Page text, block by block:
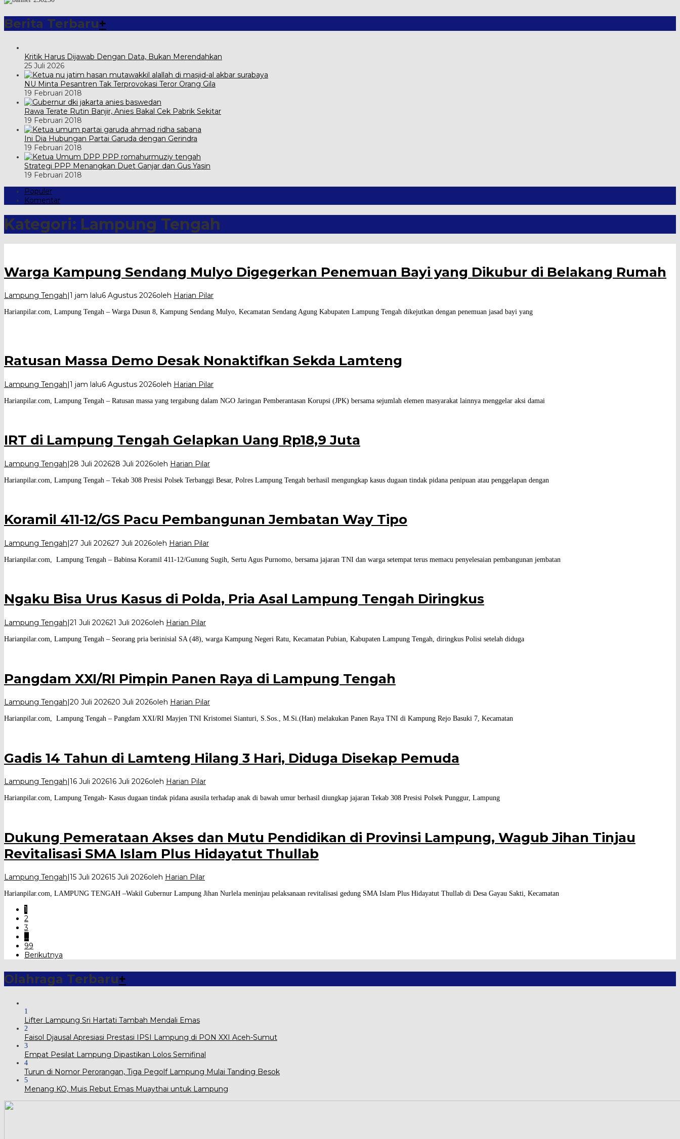
Berita Terbaru+
Kritik Harus Dijawab Dengan Data, Bukan Merendahkan
25 Juli 2026
NU Minta Pesantren Tak Terprovokasi Teror Orang Gila
19 Februari 2018
Rawa Terate Rutin Banjir, Anies Bakal Cek Pabrik Sekitar
19 Februari 2018
Ini Dia Hubungan Partai Garuda dengan Gerindra
19 Februari 2018
Strategi PPP Menangkan Duet Ganjar dan Gus Yasin
19 Februari 2018
Populer
Komentar
Kategori: Lampung Tengah
Warga Kampung Sendang Mulyo Digegerkan Penemuan Bayi yang Dikubur di Belakang Rumah
Lampung Tengah 1 jam lalu6 Agustus 2026oleh Harian Pilar
Harianpilar.com, Lampung Tengah – Warga Dusun 8, Kampung Sendang Mulyo, Kecamatan Sendang Agung Kabupaten Lampung Tengah dikejutkan dengan penemuan jasad bayi yang
Ratusan Massa Demo Desak Nonaktifkan Sekda Lamteng
Lampung Tengah|1 jam lalu6 Agustus 2026oleh Harian Pilar
Harianpilar.com, Lampung Tengah – Ratusan massa yang tergabung dalam NGO Jaringan Pemberantasan Korupsi (JPK) bersama sejumlah elemen masyarakat lainnya menggelar aksi damai
IRT di Lampung Tengah Gelapkan Uang Rp18,9 Juta
Lampung Tengah|28 Juli 202628 Juli 2026oleh Harian Pilar
Harianpilar.com, Lampung Tengah – Tekab 308 Presisi Polsek Terbanggi Besar, Polres Lampung Tengah berhasil mengungkap kasus dugaan tindak pidana penipuan atau penggelapan dengan
Koramil 411-12/GS Pacu Pembangunan Jembatan Way Tipo
Lampung Tengah|27 Juli 202627 Juli 2026oleh Harian Pilar
Harianpilar.com, Lampung Tengah – Babinsa Koramil 411-12/Gunung Sugih, Sertu Agus Purnomo, bersama jajaran TNI dan warga setempat terus memacu penyelesaian pembangunan jembatan
Ngaku Bisa Urus Kasus di Polda, Pria Asal Lampung Tengah Diringkus
Lampung Tengah|21 Juli 202621 Juli 2026oleh Harian Pilar
Harianpilar.com, Lampung Tengah – Seorang pria berinisial SA (48), warga Kampung Negeri Ratu, Kecamatan Pubian, Kabupaten Lampung Tengah, diringkus Polisi setelah diduga
Pangdam XXI/RI Pimpin Panen Raya di Lampung Tengah
Lampung Tengah|20 Juli 202620 Juli 2026oleh Harian Pilar
Harianpilar.com, Lampung Tengah – Pangdam XXI/RI Mayjen TNI Kristomei Sianturi, S.Sos., M.Si.(Han) melakukan Panen Raya TNI di Kampung Rejo Basuki 7, Kecamatan
Gadis 14 Tahun di Lamteng Hilang 3 Hari, Diduga Disekap Pemuda
Lampung Tengah|16 Juli 202616 Juli 2026oleh Harian Pilar
Harianpilar.com, Lampung Tengah- Kasus dugaan tindak pidana asusila terhadap anak di bawah umur berhasil diungkap jajaran Tekab 308 Presisi Polsek Punggur, Lampung
Dukung Pemerataan Akses dan Mutu Pendidikan di Provinsi Lampung, Wagub Jihan Tinjau
Revitalisasi SMA Islam Plus Hidayatut Thullab
Lampung Tengah 15 Juli 202615 Juli 2026oleh Harian Pilar
Harianpilar.com, LAMPUNG TENGAH –Wakil Gubernur Lampung Jihan Nurlela meninjau pelaksanaan revitalisasi gedung SMA Islam Plus Hidayatut Thullab di Desa Gayau Sakti, Kecamatan
1
2
3
…
99
Berikutnya
Olahraga Terbaru+
1
Lifter Lampung Sri Hartati Tambah Mendali Emas
2
Faisol Djausal Apresiasi Prestasi IPSI Lampung di PON XXI Aceh-Sumut
3
Empat Pesilat Lampung Dipastikan Lolos Semifinal
4
Turun di Nomor Perorangan, Tiga Pegolf Lampung Mulai Tanding Besok
5
Menang KO, Muis Rebut Emas Muaythai untuk Lampung